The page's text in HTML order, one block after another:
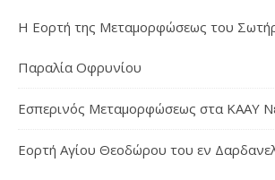
Η Εορτή της Μεταμορφώσεως του
Παραλία Οφρυνίου
Εσπερινός Μεταμορφώσεως στα ΚΑΑΥ
Εορτή Αγίου Θεοδώρου του εν